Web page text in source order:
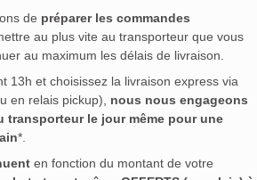
de préparer les commandes
au plus vite au transporteur que vous
au maximum les délais de livraison.
13h et choisissez la livraison express via
en relais pickup), nous nous engageons
transporteur le jour même pour une
*.
en fonction du montant de votre